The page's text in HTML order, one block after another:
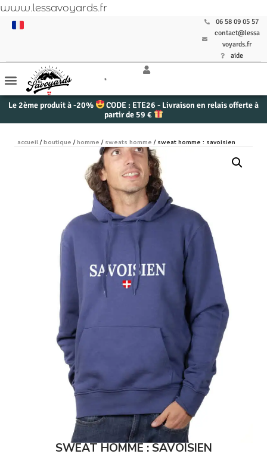
www.lessavoyards.fr
06 58 09 05 57
contact@lessa
voyards.fr
aide
Le 2ème produit à -20%
CODE : ETE26 - Livraison en relais offerte à
partir de 59 €
accueil / boutique / homme / sweats homme / sweat homme : savoisien
SWEAT HOMME : SAVOISIEN